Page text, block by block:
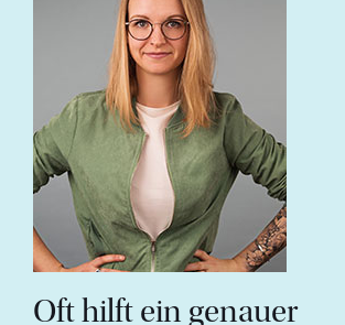
Oft hilft ein genauer